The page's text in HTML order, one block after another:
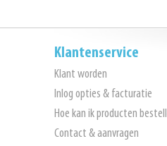
Klantenservice
Klant worden
Inlog opties & facturatie
Hoe kan ik producten
Contact & aanvragen